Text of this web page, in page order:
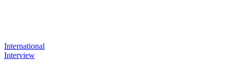
International
Interview